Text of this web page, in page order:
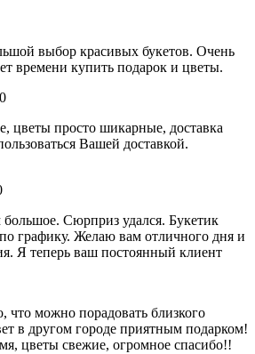
выбор красивых букетов. Очень
времени купить подарок и цветы.
цветы просто шикарные, доставка
Вашей доставкой.
большое. Сюрприз удался. Букетик
по графику. Желаю вам отличного дня и
Я теперь ваш постоянный клиент
что можно порадовать близкого
в другом городе приятным подарком!
цветы свежие, огромное спасибо!!